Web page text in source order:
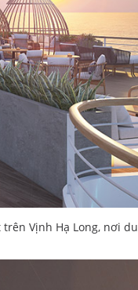
Vịnh Hạ Long, nơi